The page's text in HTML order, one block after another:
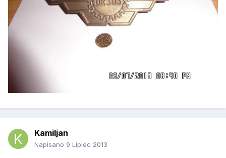
Kamiljan
Napisano 9 Lipiec 2013